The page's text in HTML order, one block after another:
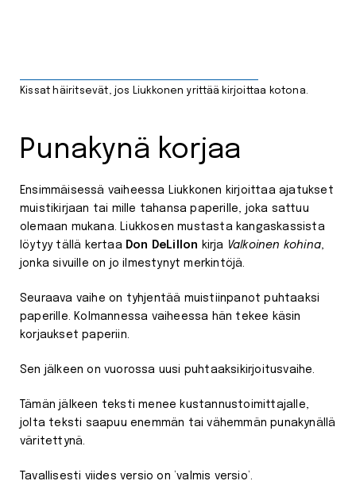
Kissat häiritsevät, jos Liukkonen yrittää kirjoittaa kotona.
Punakynä korjaa
Ensimmäisessä vaiheessa Liukkonen kirjoittaa ajatukset
muistikirjaan tai mille tahansa paperille, joka sattuu
olemaan mukana. Liukkosen mustasta kangaskassista
löytyy tällä kertaa Don DeLillon kirja Valkoinen kohina,
jonka sivuille on jo ilmestynyt merkintöjä.
Seuraava vaihe on tyhjentää muistiinpanot puhtaaksi
paperille. Kolmannessa vaiheessa hän tekee käsin
korjaukset paperiin.
Sen jälkeen on vuorossa uusi puhtaaksikirjoitusvaihe.
Tämän jälkeen teksti menee kustannustoimittajalle,
jolta teksti saapuu enemmän tai vähemmän punakynällä
väritettynä.
Tavallisesti viides versio on ’valmis versio’.